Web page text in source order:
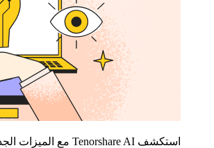
استكشف Tenorshare AI مع الميزات الجديدة المذهلة